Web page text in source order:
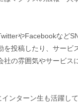
やFacebookなど
を投稿したり、サービ
社の雰囲気やサービス
ンターン生も活躍し